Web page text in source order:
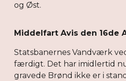
og Øst.
Middelfart Avis den 16de
Statsbanernes Vandværk
færdigt. Det har imidlertid
gravede Brønd ikke er i